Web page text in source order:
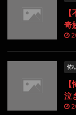
奇
怖
泣